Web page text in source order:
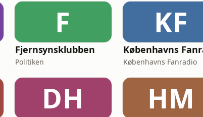
F
Fjernsynsklubben
Politiken
KF
Københavns Fanradio
DH HM